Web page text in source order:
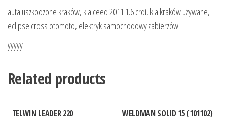
auta uszkodzone kraków, kia ceed 2011 1.6 crdi, kia kraków używane,
eclipse cross otomoto, elektryk samochodowy zabierzów
yyyyy
Related products
TELWIN LEADER 220 WELDMAN SOLID 15 (101102)